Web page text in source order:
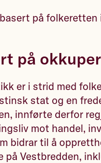
på folkeretten
på
er i strid med
stat og en
innførte derfor
mot handel,
bidrar til å
på Vestbredden,